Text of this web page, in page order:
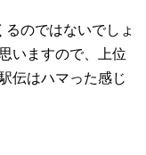
のではないでしょ
いますので、上位
伝はハマった感じ